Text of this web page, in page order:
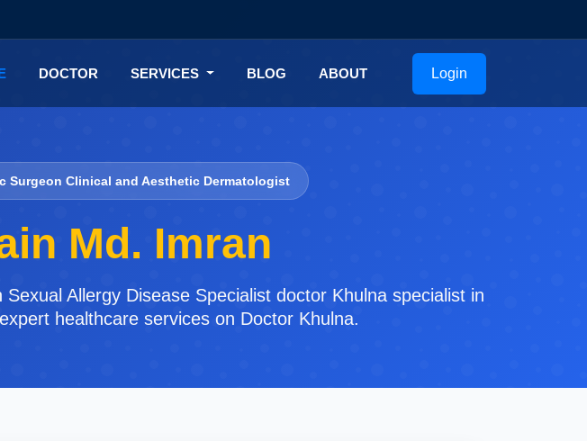
DOCTOR SERVICES BLOG ABOUT Login
Surgeon Clinical and Aesthetic Dermatologist
Md. Imran
Allergy Disease Specialist doctor Khulna specialist in
healthcare services on Doctor Khulna.